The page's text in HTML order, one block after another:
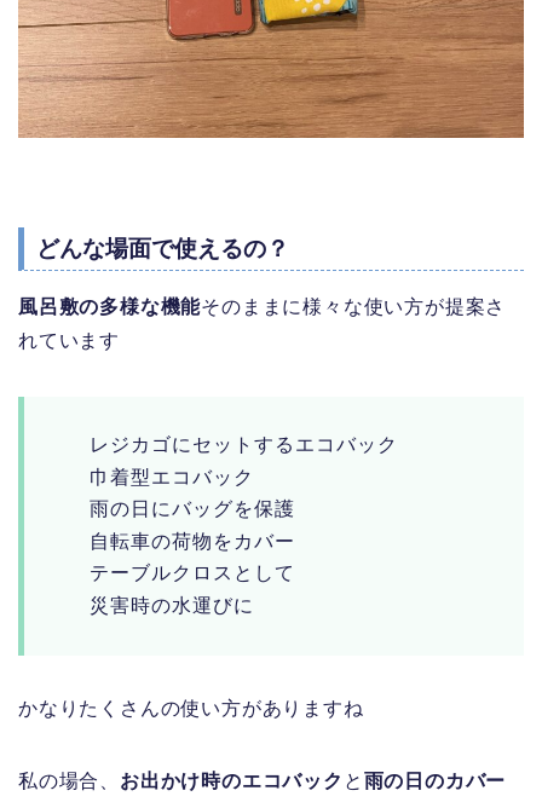
どんな場面で使えるの？
風呂敷の多様な機能そのままに様々な使い方が提案さ
れています
レジカゴにセットするエコバック
巾着型エコバック
雨の日にバッグを保護
自転車の荷物をカバー
テーブルクロスとして
災害時の水運びに
かなりたくさんの使い方がありますね
私の場合、 お出かけ時のエコバック と 雨の日のカバー